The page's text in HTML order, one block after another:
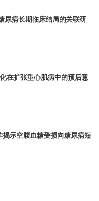
尿病长期临床结局的关联研
在扩张型心肌病中的预后意
示空腹血糖受损向糖尿病短